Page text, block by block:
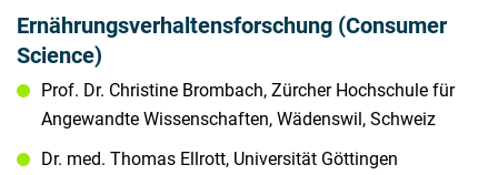
Ernährungsverhaltensforschung (Consumer
Science)
Prof. Dr. Christine Brombach, Zürcher Hochschule für
Angewandte Wissenschaften, Wädenswil, Schweiz
Dr. med. Thomas Ellrott, Universität Göttingen